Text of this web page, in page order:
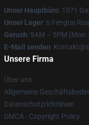
Unser Hauptbüro: 1071
Unser Lager: 6 Fengtai
Geruch: 9AM – 5PM (Mon
E-Mail senden:
Unsere Firma
Über uns
Allgemeine
Datenschutzrichtlinien
DMCA - Copyright Policy